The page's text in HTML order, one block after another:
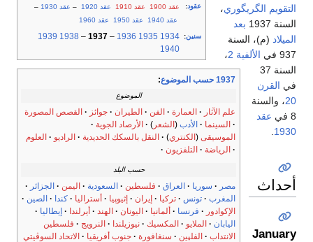
عقود: عقد 1900 عقد 1910 عقد 1920 – عقد 1930
–
عقد 1940
عقد 1950 عقد 1960
سنين:
1934
1935
1936
–
1937
–
1938
1939
1940
1937 حسب الموضوع :
الموضوع
علم الآثار العمارة الفن الطيران جوائز
القصص المصورة
السينما
الأدب (الشعر )
الأرصاد الجوية
الموسيقى (الكنتري) النقل بالسكك الحديدية الراديو
العلوم
الرياضة
التلفزيون
حسب البلد
مصر سوريا العراق فلسطين السعودية اليمن
الجزائر
المغرب
تونس تركيا إيران إثيوپيا أستراليا كندا
الصين
الإكوادور
فرنسا ألمانيا اليونان الهند أيرلندا
إيطاليا
اليابان
الملايو المكسيك نيوزيلندا النرويج
فلسطين
الانتداب
الفلپين سنغافورة جنوب أفريقيا
الاتحاد السوڤيتي
التقويم الگريگوري،
السنة 1937
بعد
الميلاد (م)، السنة
937 في
الألفية 2
،
السنة 37
في القرن
20، والسنة
8 في
عقد
1930
أحداث
January